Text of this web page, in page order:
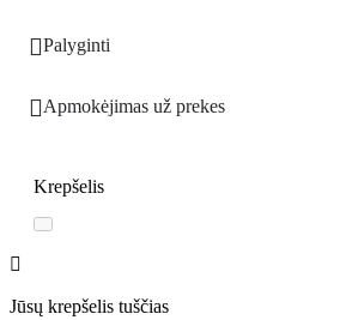
Palyginti
Apmokėjimas už prekes
Krepšelis

Jūsų krepšelis tuščias